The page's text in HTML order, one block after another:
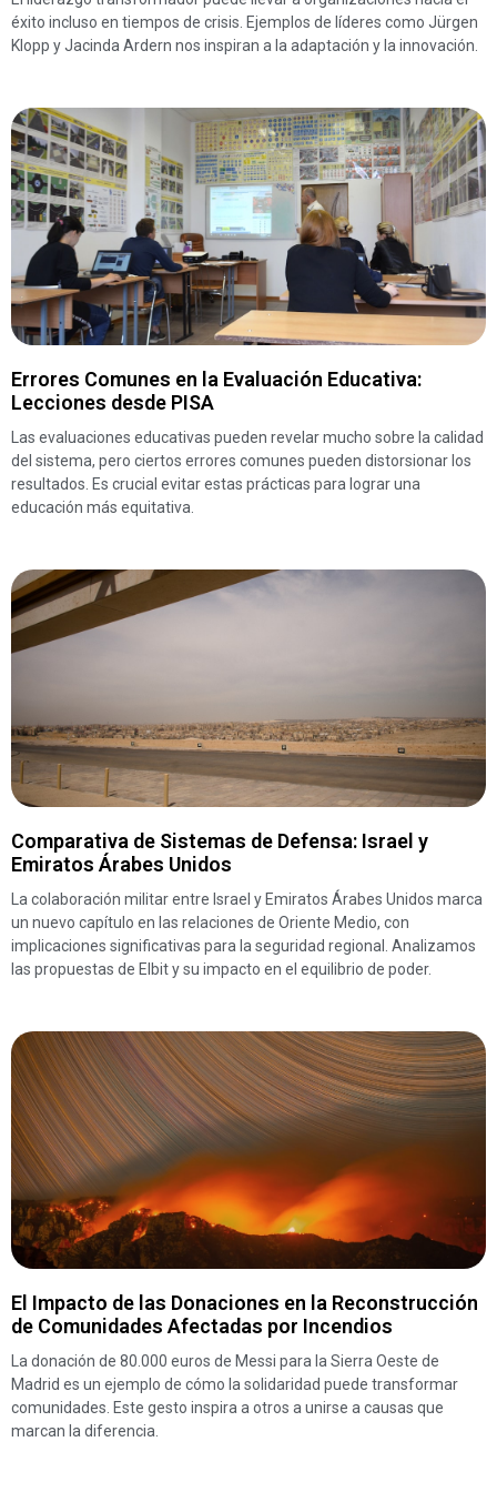
éxito incluso en tiempos de crisis. Ejemplos de líderes como Jürgen
Klopp y Jacinda Ardern nos inspiran a la adaptación y la innovación.
Errores Comunes en la Evaluación Educativa:
Lecciones desde PISA
Las evaluaciones educativas pueden revelar mucho sobre la calidad
del sistema, pero ciertos errores comunes pueden distorsionar los
resultados. Es crucial evitar estas prácticas para lograr una
educación más equitativa.
Comparativa de Sistemas de Defensa: Israel y
Emiratos Árabes Unidos
La colaboración militar entre Israel y Emiratos Árabes Unidos marca
un nuevo capítulo en las relaciones de Oriente Medio, con
implicaciones significativas para la seguridad regional. Analizamos
las propuestas de Elbit y su impacto en el equilibrio de poder.
El Impacto de las Donaciones en la Reconstrucción
de Comunidades Afectadas por Incendios
La donación de 80.000 euros de Messi para la Sierra Oeste de
Madrid es un ejemplo de cómo la solidaridad puede transformar
comunidades. Este gesto inspira a otros a unirse a causas que
marcan la diferencia.